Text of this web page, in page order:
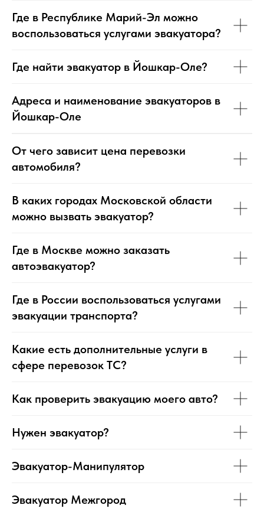
Где в Республике Марий-Эл можно
воспользоваться услугами эвакуатора?
Где найти эвакуатор в Йошкар-Оле?
Адреса и наименование эвакуаторов в
Йошкар-Оле
От чего зависит цена перевозки
автомобиля?
В каких городах Московской области
можно вызвать эвакуатор?
Где в Москве можно заказать
автоэвакуатор?
Где в России воспользоваться услугами
эвакуации транспорта?
Какие есть дополнительные услуги в
сфере перевозок ТС?
Как проверить эвакуацию моего авто?
Нужен эвакуатор?
Эвакуатор-Манипулятор
Эвакуатор Межгород